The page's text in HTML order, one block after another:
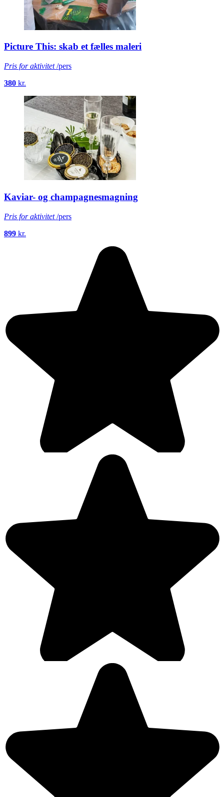
Picture This: skab et fælles maleri
Pris for aktivitet/pers
380 kr.
Kaviar- og champagnesmagning
Pris for aktivitet/pers
899 kr.